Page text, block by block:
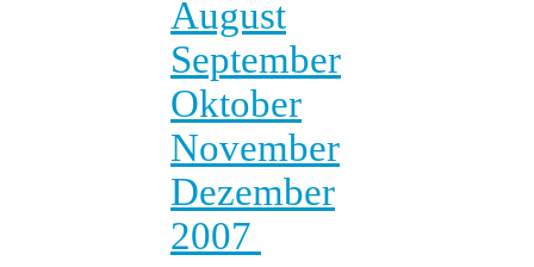
August
September
Oktober
November
Dezember
2007